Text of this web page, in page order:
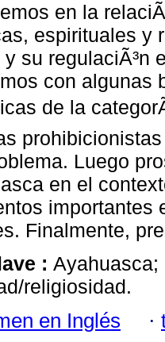
en la
espirituales y
su regulaciÃ³n
con algunas
de la
Luego
en el
importantes
Finalmente,
: Ayahuasca;
religiosidad.
en Inglés ·